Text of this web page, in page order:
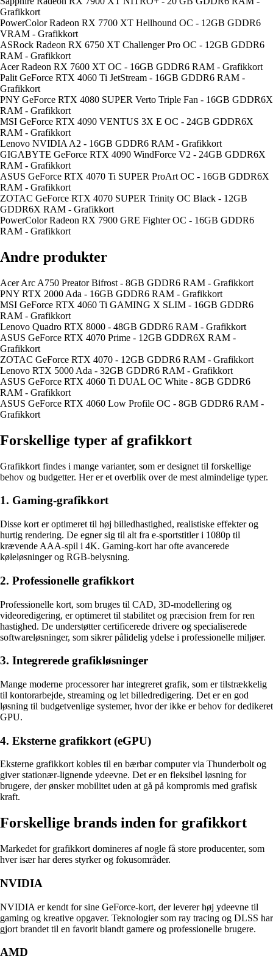
Grafikkort
PowerColor Radeon RX 7700 XT Hellhound OC - 12GB GDDR6
VRAM - Grafikkort
ASRock Radeon RX 6750 XT Challenger Pro OC - 12GB GDDR6
RAM - Grafikkort
Acer Radeon RX 7600 XT OC - 16GB GDDR6 RAM - Grafikkort
Palit GeForce RTX 4060 Ti JetStream - 16GB GDDR6 RAM -
Grafikkort
PNY GeForce RTX 4080 SUPER Verto Triple Fan - 16GB GDDR6X
RAM - Grafikkort
MSI GeForce RTX 4090 VENTUS 3X E OC - 24GB GDDR6X
RAM - Grafikkort
Lenovo NVIDIA A2 - 16GB GDDR6 RAM - Grafikkort
GIGABYTE GeForce RTX 4090 WindForce V2 - 24GB GDDR6X
RAM - Grafikkort
ASUS GeForce RTX 4070 Ti SUPER ProArt OC - 16GB GDDR6X
RAM - Grafikkort
ZOTAC GeForce RTX 4070 SUPER Trinity OC Black - 12GB
GDDR6X RAM - Grafikkort
PowerColor Radeon RX 7900 GRE Fighter OC - 16GB GDDR6
RAM - Grafikkort
Andre produkter
Acer Arc A750 Preator Bifrost - 8GB GDDR6 RAM - Grafikkort
PNY RTX 2000 Ada - 16GB GDDR6 RAM - Grafikkort
MSI GeForce RTX 4060 Ti GAMING X SLIM - 16GB GDDR6
RAM - Grafikkort
Lenovo Quadro RTX 8000 - 48GB GDDR6 RAM - Grafikkort
ASUS GeForce RTX 4070 Prime - 12GB GDDR6X RAM -
Grafikkort
ZOTAC GeForce RTX 4070 - 12GB GDDR6 RAM - Grafikkort
Lenovo RTX 5000 Ada - 32GB GDDR6 RAM - Grafikkort
ASUS GeForce RTX 4060 Ti DUAL OC White - 8GB GDDR6
RAM - Grafikkort
ASUS GeForce RTX 4060 Low Profile OC - 8GB GDDR6 RAM -
Grafikkort
Forskellige typer af grafikkort
Grafikkort findes i mange varianter, som er designet til forskellige
behov og budgetter. Her er et overblik over de mest almindelige typer.
1. Gaming-grafikkort
Disse kort er optimeret til høj billedhastighed, realistiske effekter og
hurtig rendering. De egner sig til alt fra e-sportstitler i 1080p til
krævende AAA-spil i 4K. Gaming-kort har ofte avancerede
køleløsninger og RGB-belysning.
2. Professionelle grafikkort
Professionelle kort, som bruges til CAD, 3D-modellering og
videoredigering, er optimeret til stabilitet og præcision frem for ren
hastighed. De understøtter certificerede drivere og specialiserede
softwareløsninger, som sikrer pålidelig ydelse i professionelle miljøer.
3. Integrerede grafikløsninger
Mange moderne processorer har integreret grafik, som er tilstrækkelig
til kontorarbejde, streaming og let billedredigering. Det er en god
løsning til budgetvenlige systemer, hvor der ikke er behov for dedikeret
GPU.
4. Eksterne grafikkort (eGPU)
Eksterne grafikkort kobles til en bærbar computer via Thunderbolt og
giver stationær-lignende ydeevne. Det er en fleksibel løsning for
brugere, der ønsker mobilitet uden at gå på kompromis med grafisk
kraft.
Forskellige brands inden for grafikkort
Markedet for grafikkort domineres af nogle få store producenter, som
hver især har deres styrker og fokusområder.
NVIDIA
NVIDIA er kendt for sine GeForce-kort, der leverer høj ydeevne til
gaming og kreative opgaver. Teknologier som ray tracing og DLSS har
gjort brandet til en favorit blandt gamere og professionelle brugere.
AMD